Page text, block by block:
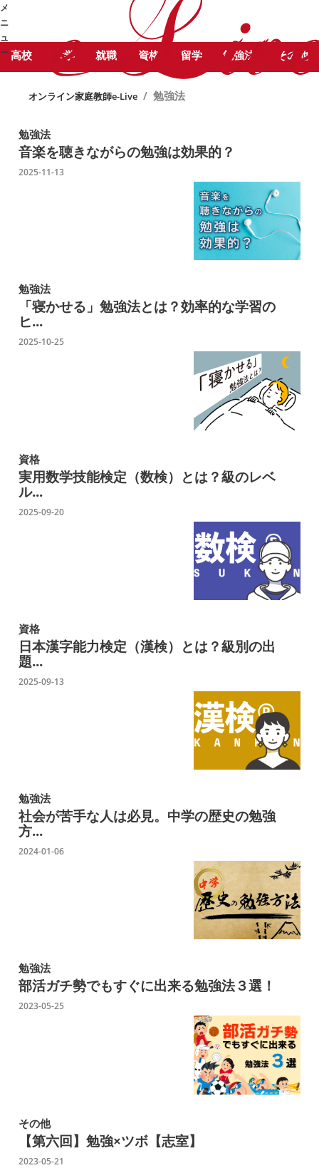
メ
ニ
ュ
ー
STUDY COLUMN
強コラム
勉強法 に関する記事をピックアッ
プしています。
高校
大学 就職 資格 留学 勉強法 その他
オンライン家庭教師e-Live / 勉強法
勉強法
音楽を聴きながらの勉強は効果的？
2025-11-13
勉強法
「寝かせる」勉強法とは？効率的な学習の
ヒ...
2025-10-25
資格
実用数学技能検定（数検）とは？級のレベ
ル...
2025-09-20
資格
日本漢字能力検定（漢検）とは？級別の出
題...
2025-09-13
勉強法
社会が苦手な人は必見。中学の歴史の勉強
方...
2024-01-06
勉強法
部活ガチ勢でもすぐに出来る勉強法３選！
2023-05-25
その他
【第六回】勉強×ツボ【志室】
2023-05-21